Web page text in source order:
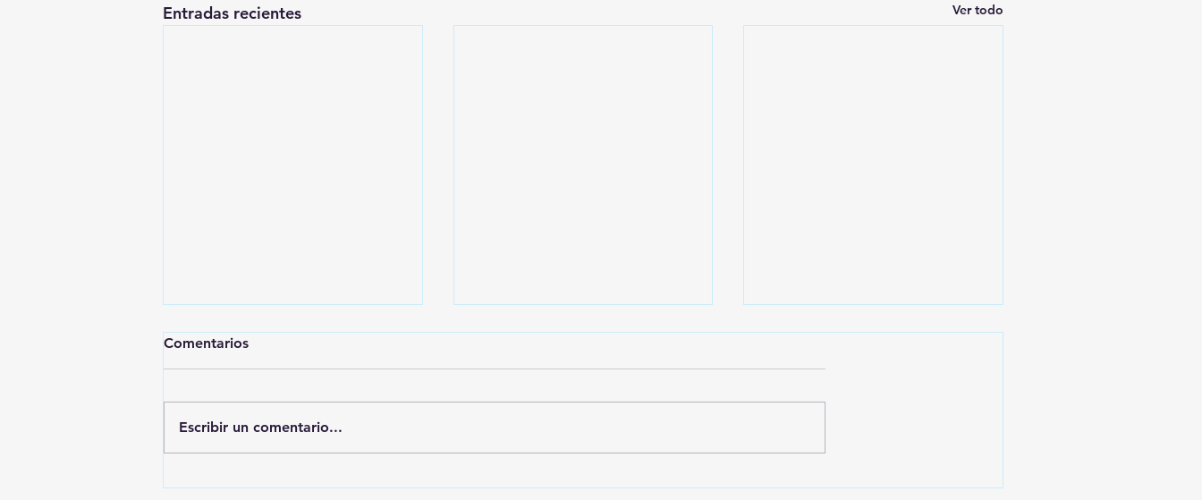
Entradas recientes Ver todo
🚨🚔 CAPTURAN EN PUEBLA
🚨🏛️ SECRETARIO DE
🚔💊 SSC ASEGURA MÁS DE
Comentarios
Escribir un comentario...